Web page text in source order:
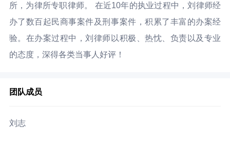
所，为律所专职律师。 在近10年的执业过程中，刘律师经
办了数百起民商事案件及刑事案件，积累了丰富的办案经
验。在办案过程中，刘律师以积极、热忱、负责以及专业
的态度，深得各类当事人好评！
团队成员
刘志